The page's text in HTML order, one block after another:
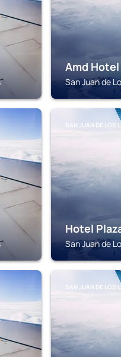
Amd Hotel
San Juan de
SAN JUAN DE LOS
Hotel
San Juan de
SAN JUAN DE LOS